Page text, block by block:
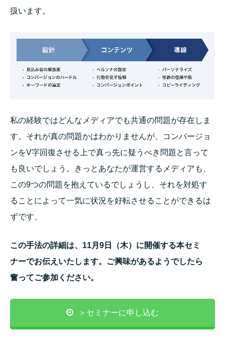
扱います。
私の経験ではどんなメディアでも共通の問題が存在しま
す。それが真の問題かはわかりませんが、コンバージョ
ンをV字回復させる上で真っ先に疑うべき問題と言って
も良いでしょう。きっとあなたが運営するメディアも、
この9つの問題を抱えているでしょうし、それを対処す
ることによって一気に状況を好転させることができるは
ずです、
この手法の詳細は、11月9日（木）に開催する本セミ
ナーでお伝えいたします。ご興味があるようでしたら
奮ってご参加ください。
＞セミナーに申し込む